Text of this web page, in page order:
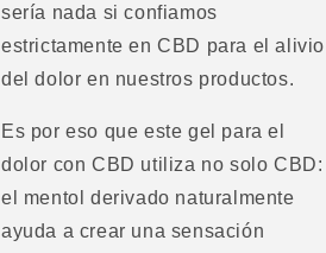
sería nada si confiamos
estrictamente en CBD para el alivio
del dolor en nuestros productos.
Es por eso que este gel para el
dolor con CBD utiliza no solo CBD:
el mentol derivado naturalmente
ayuda a crear una sensación